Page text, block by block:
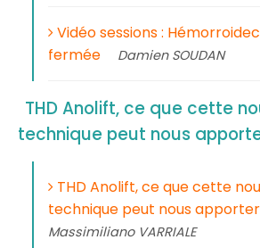
Vidéo sessions :
fermée
Damien SOUDAN
THD Anolift, ce que cette
technique peut nous
THD Anolift, ce que cette
technique peut nous apporter
Massimiliano VARRIALE